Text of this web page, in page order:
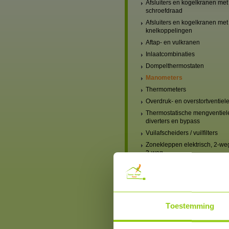
Toestemming
Afsluiters en kogelkranen met
schroefdraad
Afsluiters en kogelkranen met
knelkoppelingen
Aftap- en vulkranen
Inlaatcombinaties
Dompelthermostaten
Manometers
Thermometers
Overdruk- en
Thermostatische
diverters en bypass
Vuilafscheiders / vuilfilters
Zonekleppen elektrisch, 2-
3-weg
elektrisch
Verwarmingscircuit-set,
Blindstoppen en blindkappen